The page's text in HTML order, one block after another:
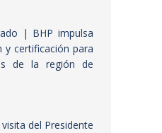
| BHP impulsa
y certificación para
de la región de
del Presidente